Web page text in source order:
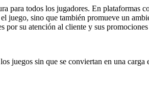
para todos los jugadores. En plataformas
sino que también promueve un
por su atención al cliente y sus
juegos sin que se conviertan en una